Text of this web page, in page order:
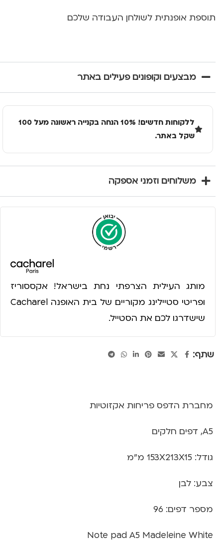
תוספת אופנתית לשולחן העבודה שלכם
מבצעים וקופונים פעילים באתר
ללקוחות חדשים! 10% הנחה בקנייה ראשונה מעל 100
שקל באתר.
משלוחים וזמני אספקה
מותג העילית הצרפתי נחת בישראל! אקססוריז
ופריטי סטיילינג מקוריים של בית האופנה Cacharel
שישדרגו לכם את הסטייל.
שתף:
מחברת הדפס פריחות אקזוטיות
A5, דפים חלקים
גודל: 153X213X15 מ"מ
צבע: לבן
מספר דפים: 96
Note pad A5 Madeleine White